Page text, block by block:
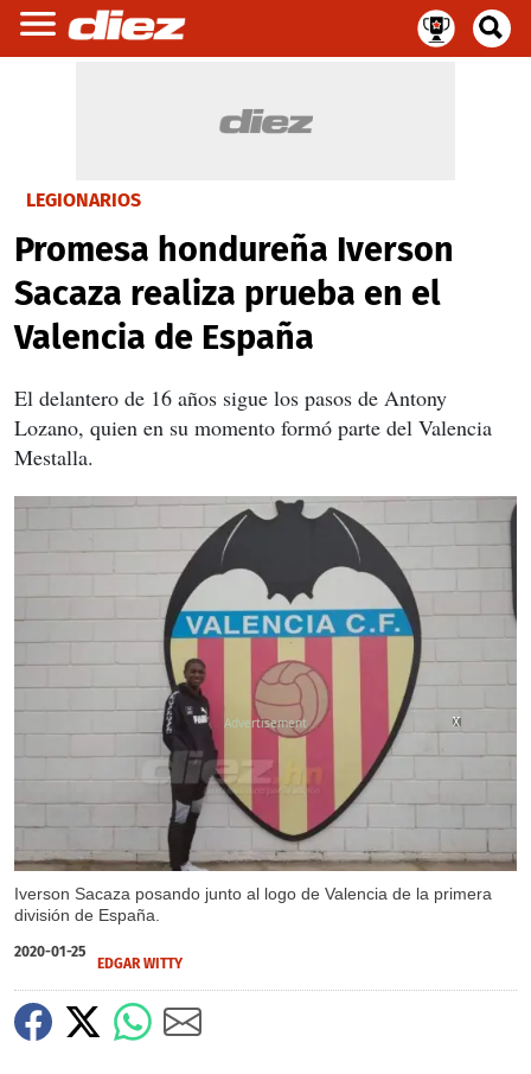
LEGIONARIOS
Promesa hondureña Iverson
Sacaza realiza prueba en el
Valencia de España
El delantero de 16 años sigue los pasos de Antony
Lozano, quien en su momento formó parte del Valencia
Mestalla.
Iverson Sacaza posando junto al logo de Valencia de la primera
división de España.
X
X
X
2020-01-25
EDGAR WITTY